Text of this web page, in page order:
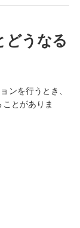
どうなる
ンを行うとき、
とがありま